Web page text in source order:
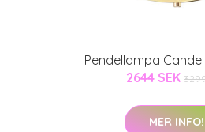
Pendellampa
2644 SEK
MER INFO!